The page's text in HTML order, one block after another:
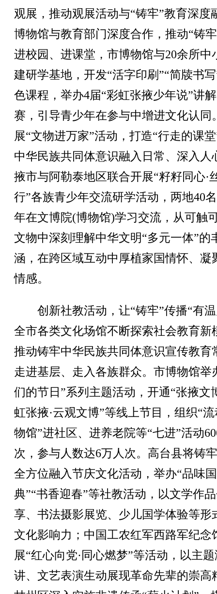
观展，推动观展活动与“铸牢”教育深度
博物馆与教育部门深度合作，推动“铸
进校园、进课堂，市博物馆与20余所中
建研学基地，开发“活字印刷”“简牍书
色课程，举办4届“彩虹张掖少年说”讲
赛，引导青少年在参与中增进文化认同
展“文物进万家”活动，打造“行走的课
中华民族共同体意识融入日常、深入人
掖市与阿勒泰地区联合开展“籽籽同心·
行”各族青少年交流研学活动，两地40
年在文博院(博物馆)学习交流，从可触
文物中深刻理解中华文明“多元一体”的
涵，在跨区域互动中厚植家国情怀、凝
情感。
创新社教活动，让“铸牢”传播“有温
全市各类文化场馆不断探索社会教育新
推动铸牢中华民族共同体意识宣传教育
走进基层、走入各族群众。市博物馆举
们的节日”系列主题活动，开通“张掖文
虹张掖·云观文博”等线上节目，组织“
物馆”进社区、进养老院等“七进”活动
次，参与人数达6万人次。高台县将铸
全方位融入节庆文化活动，举办“品味
典”“书香迎春”等社教活动，以文学作
享、书法摄影展览、少儿国学体验等形
文化影响力；中国工农红军西路军纪念
展“红心向党·同心燃梦”等活动，以主
讲、文艺表演生动展现革命先辈的崇高